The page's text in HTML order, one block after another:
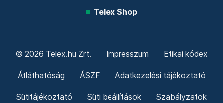
Telex Shop
© 2026 Telex.hu Zrt. Impresszum Etikai kódex
Átláthatóság ÁSZF Adatkezelési tájékoztató
Sütitájékoztató Süti beállítások Szabályzatok